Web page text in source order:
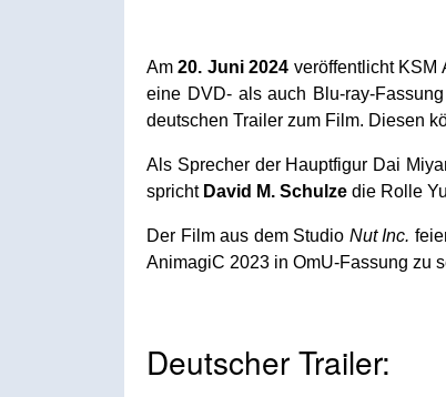
Am20. Juni 2024 veröffentlicht KSM
eine DVD- als auch Blu-ray-
deutschen Trailer zum Film. Diesen
Als Sprecher der Hauptfigur Dai
spricht David M. Schulze die Rolle
Der Film aus dem Studio Nut Inc.
AnimagiC 2023 in OmU-Fassung zu
Deutscher Trailer: